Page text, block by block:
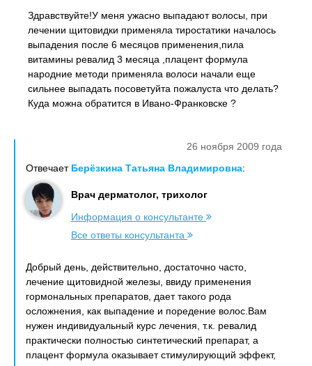
Здравствуйте!У меня ужасно выпадают волосы, при
лечении щитовидки применяла тиростатики началось
выпадения после 6 месяцов применения,пила
витамины ревалид 3 месяца ,плацент формула
народние методи применяла волоси начали еще
сильнее выпадать посоветуйта пожалуста что делать?
Куда можна обратится в Ивано-Франковске ?
26 ноября 2009 года
Отвечает Берёзкина Татьяна Владимировна:
Врач дерматолог, трихолог
Информация о консультанте
Все ответы консультанта
Добрый день, действительно, достаточно часто,
лечение щитовидной железы, ввиду применения
гормональных препаратов, дает такого рода
осложнения, как выпадение и поредение волос.Вам
нужен индивидуальный курс лечения, т.к. ревалид
практически полностью синтетический препарат, а
плацент формула оказывает стимулирующий эффект,